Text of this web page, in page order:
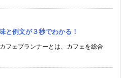
と例文が３秒でわかる！
フェプランナーとは、カフェを総合